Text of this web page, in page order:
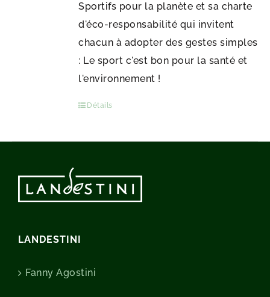
Sportifs pour la planète et sa charte
d'éco-responsabilité qui invitent
chacun à adopter des gestes simples
: Le sport c'est bon pour la santé et
l'environnement !
Détails
LANDESTINI
Fanny Agostini